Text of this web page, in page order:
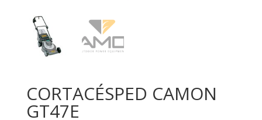
CORTACÉSPED CAMON
GT47E